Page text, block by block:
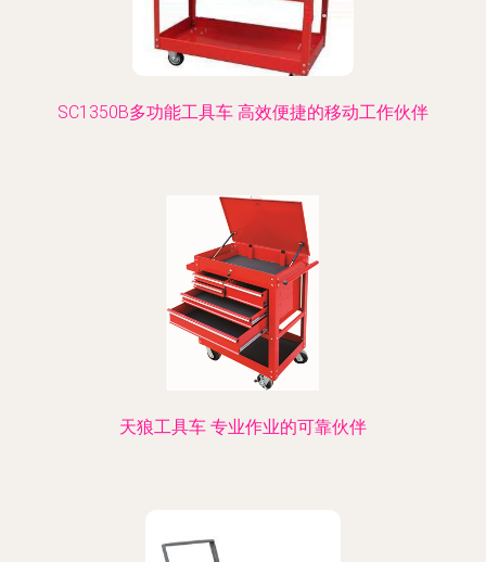
SC1350B多功能工具车 高效便捷的移动工作伙伴
天狼工具车 专业作业的可靠伙伴